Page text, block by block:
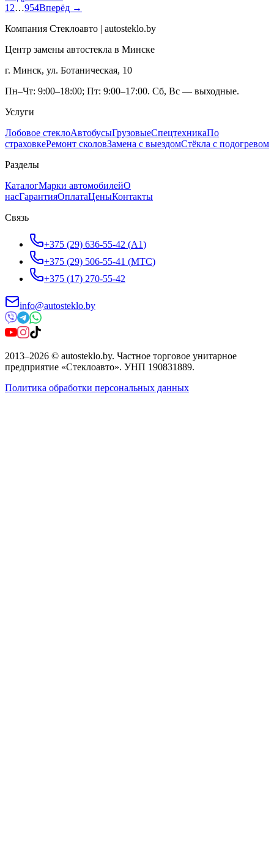
1 2…954Вперёд →
Компания Стеклоавто | autosteklo.by
Центр замены автостекла в Минске
г. Минск, ул. Ботаническая, 10
Пн–Чт: 9:00–18:00; Пт: 9:00–17:00. Сб, Вс — выходные.
Услуги
Лобовое стеклоАвтобусыГрузовыеСпецтехникаПо
страховкеРемонт сколовЗамена с выездомСтёкла с подогревом
Разделы
КаталогМарки автомобилейО
насГарантияОплатаЦеныКонтакты
Связь
+375 (29) 636-55-42 (A1)
+375 (29) 506-55-41 (МТС)
+375 (17) 270-55-42
info@autosteklo.by
2013–2026 © autosteklo.by. Частное торговое унитарное
предприятие «Стеклоавто». УНП 190831889.
Политика обработки персональных данных